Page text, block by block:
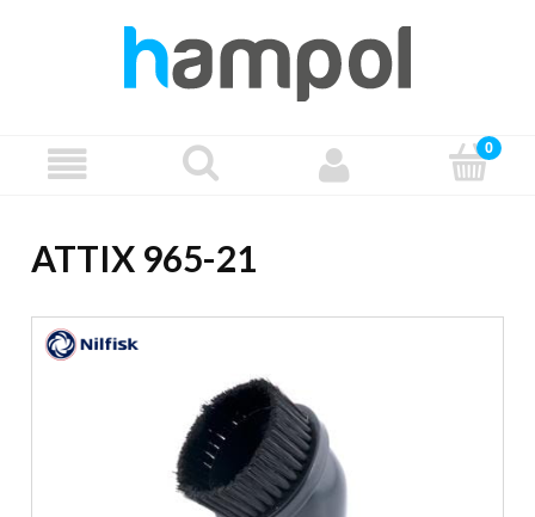
ATTIX 965-21